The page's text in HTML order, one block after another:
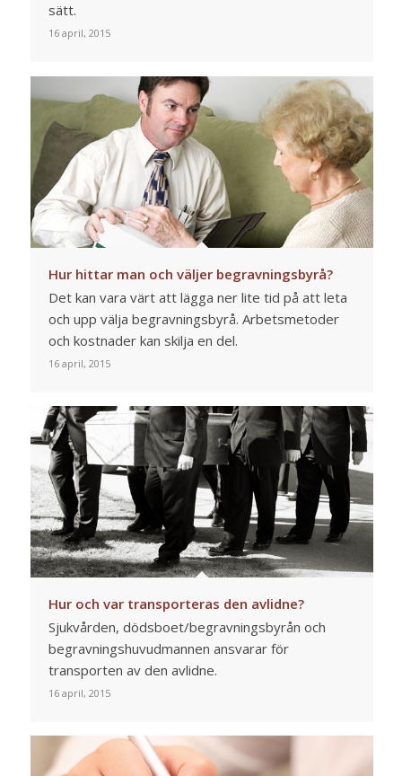
sätt.
16 april, 2015
Hur hittar man och väljer begravningsbyrå?
Det kan vara värt att lägga ner lite tid på att leta
och upp välja begravningsbyrå. Arbetsmetoder
och kostnader kan skilja en del.
16 april, 2015
Hur och var transporteras den avlidne?
Sjukvården, dödsboet/begravningsbyrån och
begravningshuvudmannen ansvarar för
transporten av den avlidne.
16 april, 2015